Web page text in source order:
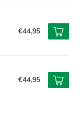
€44,95
€44,95